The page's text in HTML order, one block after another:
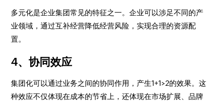
多元化是企业集团常见的特征之一。企业可以涉足不同的产
业领域，通过互补经营降低经营风险，实现合理的资源配
置。
4、协同效应
集团化可以通过业务之间的协同作用，产生1+1>2的效果。这
种效应不仅体现在成本的节省上，还体现在市场扩展、品牌